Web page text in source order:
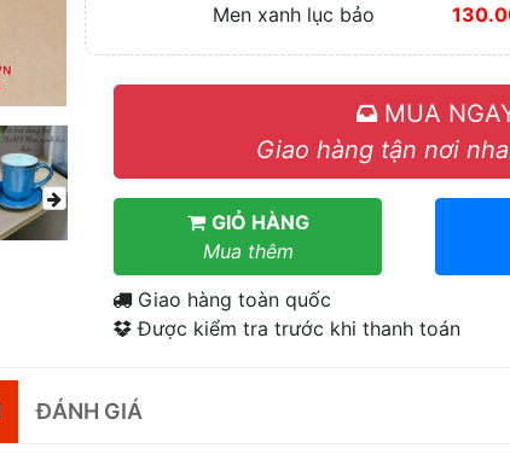
Men xanh lục bảo
MUA
Giao hàng tận nơi
GIỎ HÀNG
Mua thêm
Giao hàng toàn quốc
Được kiểm tra trước khi thanh toán
ĐÁNH GIÁ